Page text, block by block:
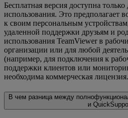
Бесплатная версия доступна
использования. Это предполагает
к своим персональным
удаленной поддержки друзьям и
использования TeamViewer в
организации или для любой
(например, для подключения к
поддержки клиентов или
необходима коммерческая лицензия.
В чем разница между
и